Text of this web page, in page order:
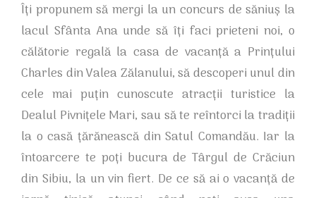
Îți propunem să mergi la un concurs de săniuș la
lacul Sfânta Ana unde să îți faci prieteni noi, o
călătorie regală la casa de vacanță a Prințului
Charles din Valea Zălanului, să descoperi unul din
cele mai puțin cunoscute atracții turistice la
Dealul Pivnițele Mari, sau să te reîntorci la tradiții
la o casă țărănească din Satul Comandău. Iar la
întoarcere te poți bucura de Târgul de Crăciun
din Sibiu, la un vin fiert. De ce să ai o vacanță de